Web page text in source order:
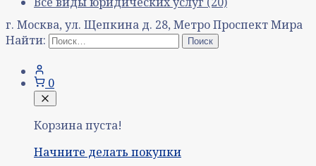
г. Москва, ул. Щепкина д. 28, Метро Проспект Мира
Найти:
0
Корзина пуста!
Начните делать покупки